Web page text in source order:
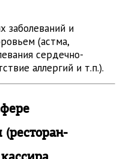
заболеваний и
(астма,
сердечно-
аллергий и т.п.).